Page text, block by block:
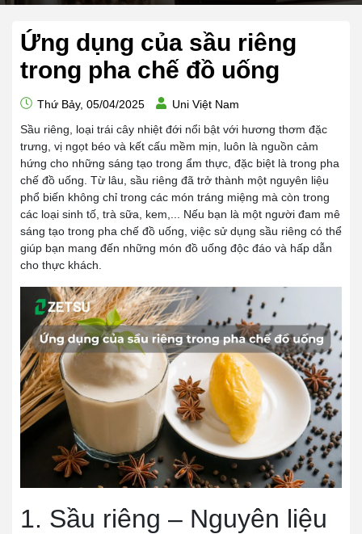
Ứng dụng của sầu riêng
trong pha chế đồ uống
Thứ Bảy, 05/04/2025
Uni Việt Nam
Sầu riêng, loại trái cây nhiệt đới nổi bật với hương thơm đặc
trưng, vị ngọt béo và kết cấu mềm mịn, luôn là nguồn cảm
hứng cho những sáng tạo trong ẩm thực, đặc biệt là trong pha
chế đồ uống. Từ lâu, sầu riêng đã trở thành một nguyên liệu
phổ biến không chỉ trong các món tráng miệng mà còn trong
các loại sinh tố, trà sữa, kem,... Nếu bạn là một người đam mê
sáng tạo trong pha chế đồ uống, việc sử dụng sầu riêng có thể
giúp bạn mang đến những món đồ uống độc đáo và hấp dẫn
cho thực khách.
1. Sầu riêng – Nguyên liệu